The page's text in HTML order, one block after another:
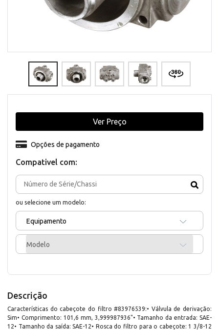
Compativel com:
ou selecione um modelo:
Equipamento
Modelo
Opções de pagamento
Ver Preço
Descrição
Características do cabeçote do filtro #83976539:• Válvula de derivação:
Sim• Comprimento: 101,6 mm, 3,999987936"• Tamanho da entrada: SAE-
12• Tamanho da saída: SAE-12• Rosca do filtro para o cabeçote: 1 3/8-12